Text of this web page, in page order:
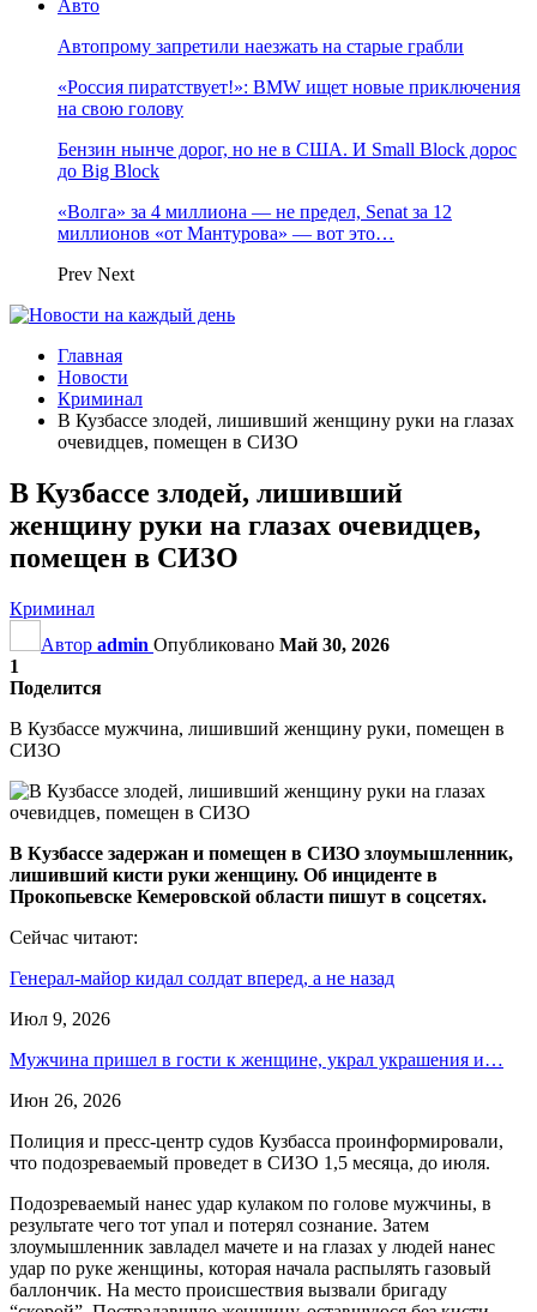
Авто
Автопрому запретили наезжать на старые грабли
«Россия пиратствует!»: BMW ищет новые приключения
на свою голову
Бензин нынче дорог, но не в США. И Small Block дорос
до Big Block
«Волга» за 4 миллиона — не предел, Senat за 12
миллионов «от Мантурова» — вот это…
Prev Next
Главная
Новости
Криминал
В Кузбассе злодей, лишивший женщину руки на глазах
очевидцев, помещен в СИЗО
В Кузбассе злодей, лишивший
женщину руки на глазах очевидцев,
помещен в СИЗО
Криминал
Автор admin Опубликовано Май 30, 2026
1
Поделится
В Кузбассе мужчина, лишивший женщину руки, помещен в
СИЗО
В Кузбассе задержан и помещен в СИЗО злоумышленник,
лишивший кисти руки женщину. Об инциденте в
Прокопьевске Кемеровской области пишут в соцсетях.
Сейчас читают:
Генерал-майор кидал солдат вперед, а не назад
Июл 9, 2026
Мужчина пришел в гости к женщине, украл украшения и…
Июн 26, 2026
Полиция и пресс-центр судов Кузбасса проинформировали,
что подозреваемый проведет в СИЗО 1,5 месяца, до июля.
Подозреваемый нанес удар кулаком по голове мужчины, в
результате чего тот упал и потерял сознание. Затем
злоумышленник завладел мачете и на глазах у людей нанес
удар по руке женщины, которая начала распылять газовый
баллончик. На место происшествия вызвали бригаду